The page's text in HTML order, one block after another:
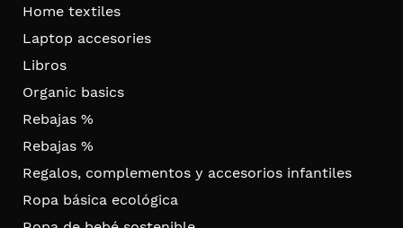
Home textiles
Laptop accesories
Libros
Organic basics
Rebajas %
Rebajas %
Regalos, complementos y accesorios infantiles
Ropa básica ecológica